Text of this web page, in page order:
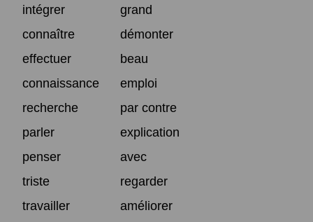
intégrer
grand
connaître
démonter
effectuer
beau
connaissance
emploi
recherche
par contre
parler
explication
penser
avec
triste
regarder
travailler
améliorer